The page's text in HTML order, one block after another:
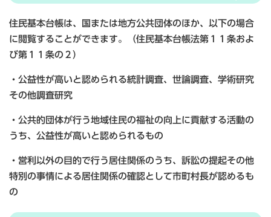
住民基本台帳は、国または地方公共団体のほか、以下の場合
に閲覧することができます。（住民基本台帳法第１１条およ
び第１１条の２）
・公益性が高いと認められる統計調査、世論調査、学術研究
その他調査研究
・公共的団体が行う地域住民の福祉の向上に貢献する活動の
うち、公益性が高いと認められるもの
・営利以外の目的で行う居住関係のうち、訴訟の提起その他
特別の事情による居住関係の確認として市町村長が認めるも
の